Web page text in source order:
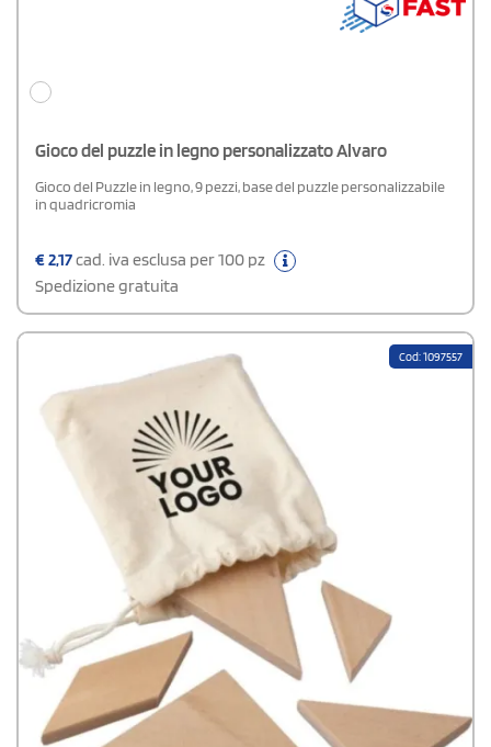
Gioco del puzzle in legno personalizzato Alvaro
Gioco del Puzzle in legno, 9 pezzi, base del puzzle personalizzabile
in quadricromia
€2,17cad. iva esclusa per 100 pz
Spedizione gratuita
Cod: 1097557